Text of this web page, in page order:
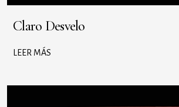
Claro Desvelo
LEER MÁS